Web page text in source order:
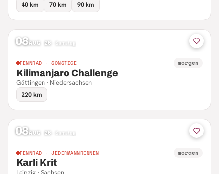
40 km
70 km 90 km
08AUG 26 Samstag
RENNRAD · SONSTIGE morgen
Kilimanjaro Challenge
Göttingen · Niedersachsen
220 km
08AUG 26 Samstag
RENNRAD · JEDERMANNRENNEN morgen
Karli Krit
Leipzig · Sachsen